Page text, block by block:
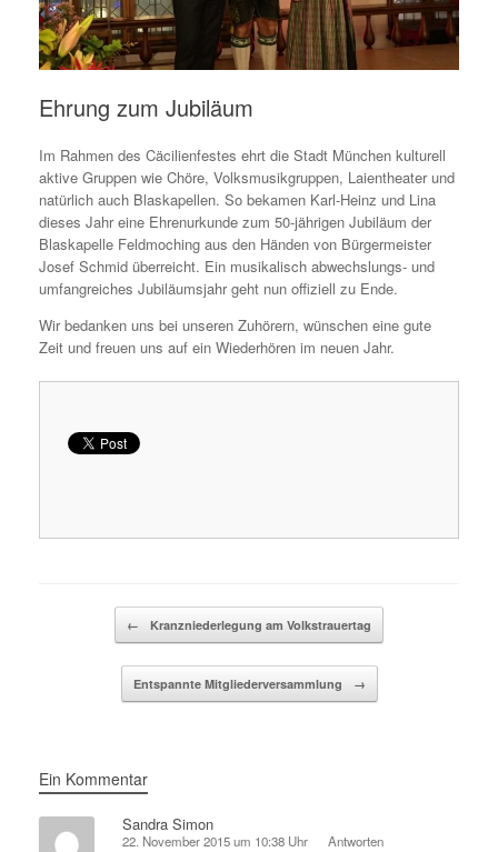
Ehrung zum Jubiläum
Im Rahmen des Cäcilienfestes ehrt die Stadt München kulturell
aktive Gruppen wie Chöre, Volksmusikgruppen, Laientheater und
natürlich auch Blaskapellen. So bekamen Karl-Heinz und Lina
dieses Jahr eine Ehrenurkunde zum 50-jährigen Jubiläum der
Blaskapelle Feldmoching aus den Händen von Bürgermeister
Josef Schmid überreicht. Ein musikalisch abwechslungs- und
umfangreiches Jubiläumsjahr geht nun offiziell zu Ende.
Wir bedanken uns bei unseren Zuhörern, wünschen eine gute
Zeit und freuen uns auf ein Wiederhören im neuen Jahr.
Beitragsnavigation
← Kranzniederlegung am Volkstrauertag
Entspannte Mitgliederversammlung →
Ein Kommentar
Sandra Simon
22. November 2015 um 10:38 Uhr Antworten